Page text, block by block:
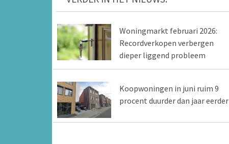
Woningmarkt februari 2026:
Recordverkopen verbergen
dieper liggend probleem
Koopwoningen in juni ruim 9
procent duurder dan jaar eerder